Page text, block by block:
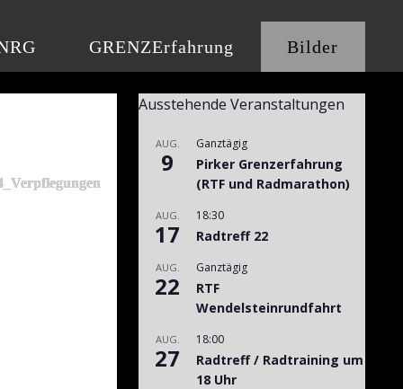
GRENZErfahrung Bilder
Ausstehende Veranstaltungen
AUG.
9
Ganztägig
Pirker Grenzerfahrung
(RTF und Radmarathon)
AUG.
17
18:30
Radtreff 22
AUG.
22
Ganztägig
RTF
Wendelsteinrundfahrt
AUG.
27
18:00
Radtreff / Radtraining um
18 Uhr